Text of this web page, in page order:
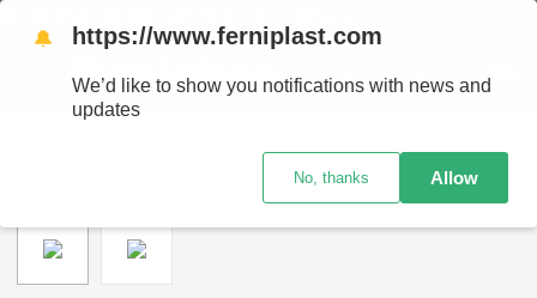
🔔 https://www.ferniplast.com
We’d like to show you notifications with news and
updates
No, thanks Allow